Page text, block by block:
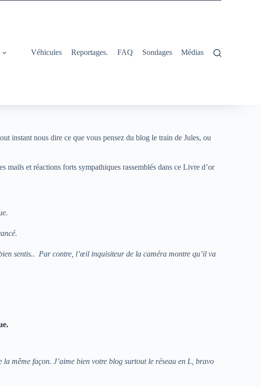
Véhicules Reportages. FAQ Sondages Médias
instant nous dire ce que vous pensez du blog le train de Jules, ou
et réactions forts sympathiques rassemblés dans ce Livre d’or
sentis.. Par contre, l’œil inquisiteur de la caméra montre qu’il va
même façon. J’aime bien votre blog surtout le réseau en L, bravo